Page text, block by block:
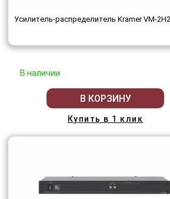
Усилитель-распределитель Kramer VM-2H2
В наличии
В КОРЗИНУ
Купить в 1 клик